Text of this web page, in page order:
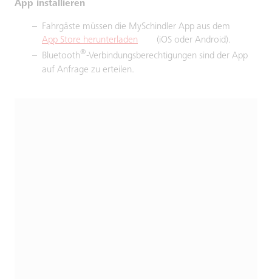
App installieren
Fahrgäste müssen die MySchindler App aus dem
App Store herunterladen
(iOS oder Android).
Bluetooth®-Verbindungsberechtigungen sind der App
auf Anfrage zu erteilen.